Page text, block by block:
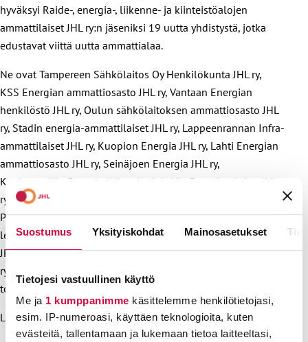
Suostumus Yksityiskohdat Mainosasetukset
Tietojesi vastuullinen käyttö
Me ja 1 kumppanimme käsittelemme henkilötietojasi,
esim. IP-numeroasi, käyttäen teknologioita, kuten
evästeitä, tallentamaan ja lukemaan tietoa laitteeltasi,
hyväksyi Raide-, energia-, liikenne- ja kiinteistöalojen
ammattilaiset JHL ry:n jäseniksi 19 uutta yhdistystä, jotka
edustavat viittä uutta ammattialaa.
Ne ovat Tampereen Sähkölaitos Oy Henkilökunta JHL ry,
KSS Energian ammattiosasto JHL ry, Vantaan Energian
henkilöstö JHL ry, Oulun sähkölaitoksen ammattiosasto JHL
ry, Stadin energia-ammattilaiset JHL ry, Lappeenrannan Infra-
ammattilaiset JHL ry, Kuopion Energia JHL ry, Lahti Energian
ammattiosasto JHL ry, Seinäjoen Energia JHL ry,
Kankaanpään Energia JHL ry, Jyväskylän Energia-alojen JHL
ry, Finavian pääkaupunkiseudun henkilöstön yhdistys JHL ry,
Pohjois-Suomen lentoasemat JHL ry, Länsi-Suomen
lentoasemien JHL ry, Henkilöstöyhdistys Finavia Itä-Suomi
JHL ry, Finavian Oulun lentoaseman henkilöstön yhdistys JHL
ry, Puolustuskiinteistöt JHL ry, Raskoneen työntekijät ja
toimihenkilöt JHL ry ja Lautta Järvi-Suomi JHL ry.
Lisätietoja: